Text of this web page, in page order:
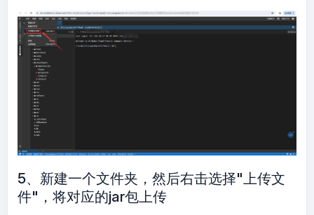
5、新建一个文件夹，然后右击选择"上传文
件"，将对应的jar包上传